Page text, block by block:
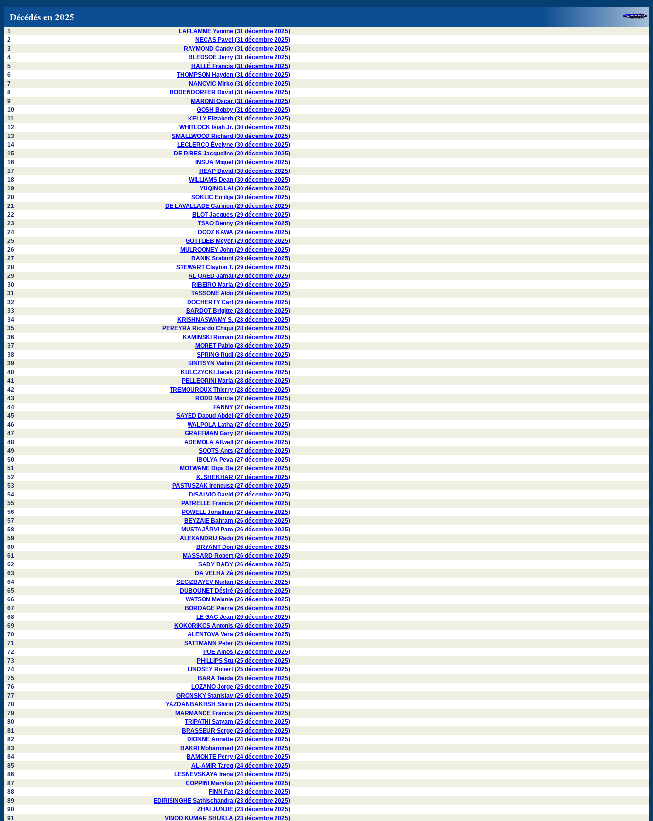
Décédés en 2025
1
LAFLAMME Yvonne (31 décembre 2025)
2
NECAS Pavel (31 décembre 2025)
3
RAYMOND Candy (31 décembre 2025)
4
BLEDSOE Jerry (31 décembre 2025)
5
HALLÉ Francis (31 décembre 2025)
6
THOMPSON Hayden (31 décembre 2025)
7
NANOVIC Mirko (31 décembre 2025)
8
BODENDORFER David (31 décembre 2025)
9
MARONI Oscar (31 décembre 2025)
10
GOSH Bobby (31 décembre 2025)
11
KELLY Elizabeth (31 décembre 2025)
12
WHITLOCK Isiah Jr. (30 décembre 2025)
13
SMALLWOOD Richard (30 décembre 2025)
14
LECLERCQ Évelyne (30 décembre 2025)
15
DE RIBES Jacqueline (30 décembre 2025)
16
INSUA Miquel (30 décembre 2025)
17
HEAP David (30 décembre 2025)
18
WILLIAMS Dean (30 décembre 2025)
19
YUQING LAI (30 décembre 2025)
20
SOKLIC Emilija (30 décembre 2025)
21
DE LAVALLADE Carmen (29 décembre 2025)
22
BLOT Jacques (29 décembre 2025)
23
TSAO Denny (29 décembre 2025)
24
DOOZ KAWA (29 décembre 2025)
25
GOTTLIEB Meyer (29 décembre 2025)
26
MULROONEY John (29 décembre 2025)
27
BANIK Sraboni (29 décembre 2025)
28
STEWART Clayton T. (29 décembre 2025)
29
AL QAED Jamal (29 décembre 2025)
30
RIBEIRO Maria (29 décembre 2025)
31
TASSONE Aldo (29 décembre 2025)
32
DOCHERTY Carl (29 décembre 2025)
33
BARDOT Brigitte (28 décembre 2025)
34
KRISHNASWAMY S. (28 décembre 2025)
35
PEREYRA Ricardo Chiqui (28 décembre 2025)
36
KAMINSKI Roman (28 décembre 2025)
37
MORET Pablo (28 décembre 2025)
38
SPRING Rudi (28 décembre 2025)
39
SINITSYN Vadim (28 décembre 2025)
40
KULCZYCKI Jacek (28 décembre 2025)
41
PELLEGRINI Maria (28 décembre 2025)
42
TREMOUROUX Thierry (28 décembre 2025)
43
RODD Marcia (27 décembre 2025)
44
FANNY (27 décembre 2025)
45
SAYED Daoud Abdel (27 décembre 2025)
46
WALPOLA Latha (27 décembre 2025)
47
GRAFFMAN Gary (27 décembre 2025)
48
ADEMOLA Allwell (27 décembre 2025)
49
SOOTS Ants (27 décembre 2025)
50
IBOLYA Peva (27 décembre 2025)
51
MOTWANE Dipa De (27 décembre 2025)
52
K. SHEKHAR (27 décembre 2025)
53
PASTUSZAK Ireneusz (27 décembre 2025)
54
DiSALVIO David (27 décembre 2025)
55
PATRELLE Francis (27 décembre 2025)
56
POWELL Jonathan (27 décembre 2025)
57
BEYZAIE Bahram (26 décembre 2025)
58
MUSTAJÄRVI Pate (26 décembre 2025)
59
ALEXANDRU Radu (26 décembre 2025)
60
BRYANT Don (26 décembre 2025)
61
MASSARD Robert (26 décembre 2025)
62
SADY BABY (26 décembre 2025)
63
DA VELHA Zé (26 décembre 2025)
64
SEGIZBAYEV Nurlan (26 décembre 2025)
65
DUBOUNET Désiré (26 décembre 2025)
66
WATSON Melanie (26 décembre 2025)
67
BORDAGE Pierre (26 décembre 2025)
68
LE GAC Jean (26 décembre 2025)
69
KOKORIKOS Antonis (26 décembre 2025)
70
ALENTOVA Vera (25 décembre 2025)
71
SATTMANN Peter (25 décembre 2025)
72
POE Amos (25 décembre 2025)
73
PHILLIPS Stu (25 décembre 2025)
74
LINDSEY Robert (25 décembre 2025)
75
BARA Teuda (25 décembre 2025)
76
LOZANO Jorge (25 décembre 2025)
77
GRONSKY Stanislav (25 décembre 2025)
78
YAZDANBAKHSH Shirin (25 décembre 2025)
79
MARMANDE Francis (25 décembre 2025)
80
TRIPATHI Satyam (25 décembre 2025)
81
BRASSEUR Serge (25 décembre 2025)
82
DIONNE Annette (24 décembre 2025)
83
BAKRI Mohammed (24 décembre 2025)
84
BAMONTE Perry (24 décembre 2025)
85
AL-AMIR Tareq (24 décembre 2025)
86
LESNEVSKAYA Irena (24 décembre 2025)
87
COPPINI Marylou (24 décembre 2025)
88
FINN Pat (23 décembre 2025)
89
EDIRISINGHE Sathischandra (23 décembre 2025)
90
ZHAI JUNJIE (23 décembre 2025)
91
VINOD KUMAR SHUKLA (23 décembre 2025)